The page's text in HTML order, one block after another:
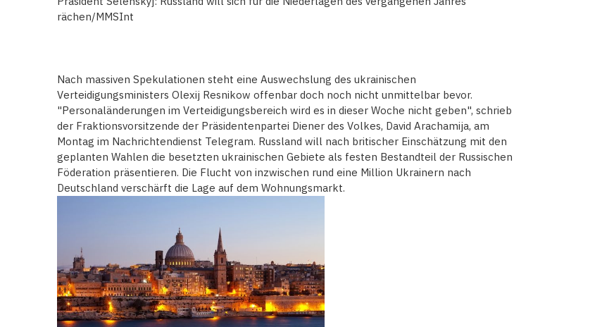
rächen/MMSInt
Nach massiven Spekulationen steht eine Auswechslung des ukrainischen
Verteidigungsministers Olexij Resnikow offenbar doch noch nicht unmittelbar bevor.
"Personaländerungen im Verteidigungsbereich wird es in dieser Woche nicht geben", schrieb
der Fraktionsvorsitzende der Präsidentenpartei Diener des Volkes, David Arachamija, am
Montag im Nachrichtendienst Telegram. Russland will nach britischer Einschätzung mit den
geplanten Wahlen die besetzten ukrainischen Gebiete als festen Bestandteil der Russischen
Föderation präsentieren. Die Flucht von inzwischen rund eine Million Ukrainern nach
Deutschland verschärft die Lage auf dem Wohnungsmarkt.